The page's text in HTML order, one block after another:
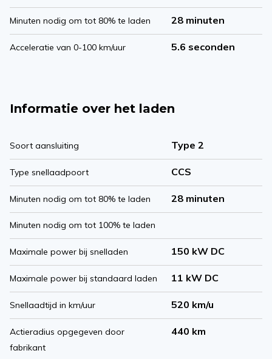
Minuten nodig om tot 80% te laden 28 minuten
Acceleratie van 0-100 km/uur 5.6 seconden
Informatie over het laden
Soort aansluiting Type 2
Type snellaadpoort CCS
Minuten nodig om tot 80% te laden 28 minuten
Minuten nodig om tot 100% te laden
Maximale power bij snelladen 150 kW DC
Maximale power bij standaard laden 11 kW DC
Snellaadtijd in km/uur 520 km/u
Actieradius opgegeven door
fabrikant
440 km